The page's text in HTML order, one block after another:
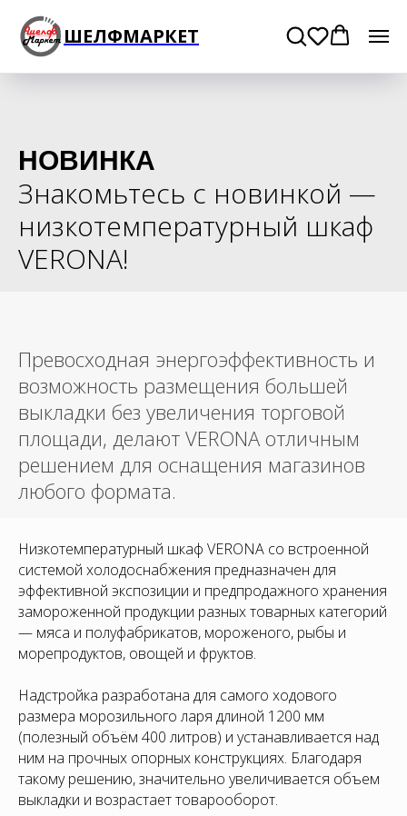
ШЕЛФМАРКЕТ
НОВИНКА
Знакомьтесь c новинкой —
низкотемпературный шкаф
VERONA!
Превосходная энергоэффективность и
возможность размещения большей
выкладки без увеличения торговой
площади, делают VERONA отличным
решением для оснащения магазинов
любого формата.
Низкотемпературный шкаф VERONA со встроенной
системой холодоснабжения предназначен для
эффективной экспозиции и предпродажного хранения
замороженной продукции разных товарных категорий
— мяса и полуфабрикатов, мороженого, рыбы и
морепродуктов, овощей и фруктов.
Надстройка разработана для самого ходового
размера морозильного ларя длиной 1200 мм
(полезный объём 400 литров) и устанавливается над
ним на прочных опорных конструкциях. Благодаря
такому решению, значительно увеличивается объем
выкладки и возрастает товарооборот.